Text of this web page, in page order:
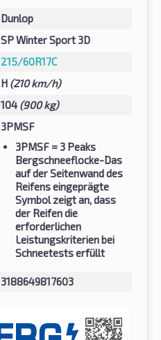
Dunlop
SP Winter Sport 3D
215/60R17C
H (210 km/h)
104 (900 kg)
3PMSF
3PMSF = 3 Peaks
Bergschneeflocke-Das
auf der Seitenwand des
Reifens eingeprägte
Symbol zeigt an, dass
der Reifen die
erforderlichen
Leistungskriterien bei
Schneetests erfüllt
3188649817603